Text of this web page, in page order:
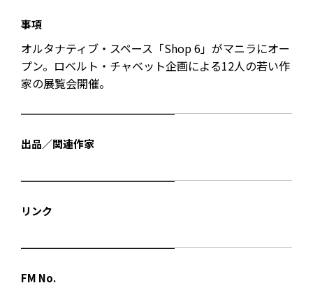
事項
オルタナティブ・スペース「Shop 6」がマニラにオー
プン。ロベルト・チャベット企画による12人の若い作
家の展覧会開催。
出品／関連作家
リンク
FM No.